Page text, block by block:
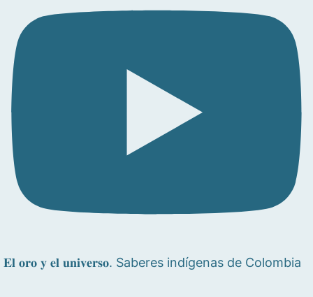
𝐄𝐥 𝐨𝐫𝐨 𝐲 𝐞𝐥 𝐮𝐧𝐢𝐯𝐞𝐫𝐬𝐨. Saberes indígenas de Colombia